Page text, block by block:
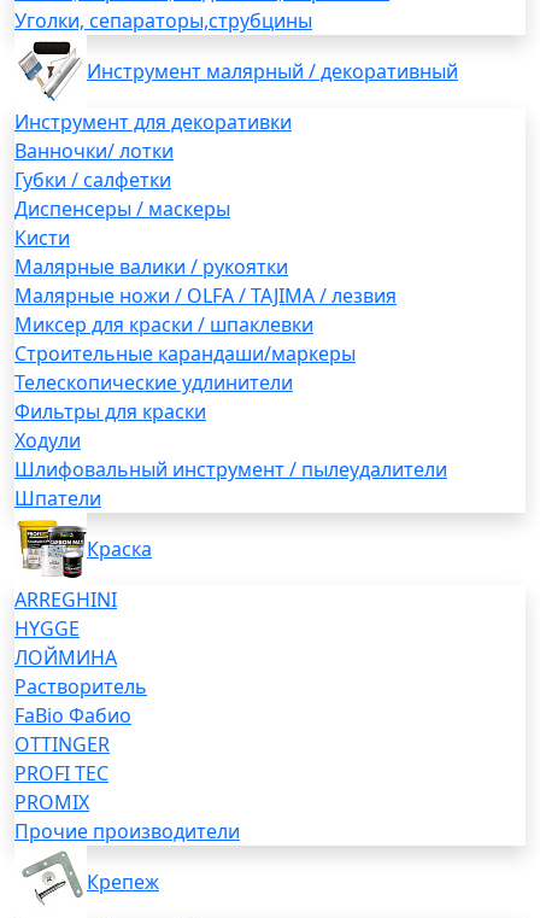
Уголки, сепараторы,струбцины
Инструмент малярный / декоративный
Инструмент для декоративки
Ванночки/ лотки
Губки / салфетки
Диспенсеры / маскеры
Кисти
Малярные валики / рукоятки
Малярные ножи / OLFA / TAJIMA / лезвия
Миксер для краски / шпаклевки
Строительные карандаши/маркеры
Телескопические удлинители
Фильтры для краски
Ходули
Шлифовальный инструмент / пылеудалители
Шпатели
Краска
ARREGHINI
HYGGE
ЛОЙМИНА
Растворитель
FaBio Фабио
OTTINGER
PROFI TEC
PROMIX
Прочие производители
Крепеж